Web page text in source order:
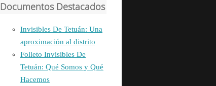
Documentos Destacados
Invisibles De Tetuán: Una
aproximación al distrito
Folleto Invisibles De
Tetuán: Qué Somos y Qué
Hacemos